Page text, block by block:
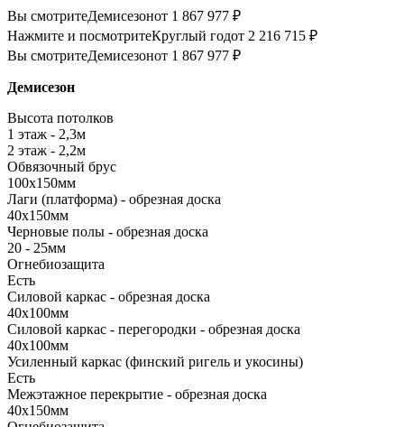
Вы смотритеДемисезонот 1 867 977 ₽
Нажмите и посмотритеКруглый годот 2 216 715 ₽
Вы смотритеДемисезонот 1 867 977 ₽
Демисезон
Высота потолков
1 этаж - 2,3м
2 этаж - 2,2м
Обвязочный брус
100х150мм
Лаги (платформа) - обрезная доска
40х150мм
Черновые полы - обрезная доска
20 - 25мм
Огнебиозащита
Есть
Силовой каркас - обрезная доска
40х100мм
Силовой каркас - перегородки - обрезная доска
40х100мм
Усиленный каркас (финский ригель и укосины)
Есть
Межэтажное перекрытие - обрезная доска
40х150мм